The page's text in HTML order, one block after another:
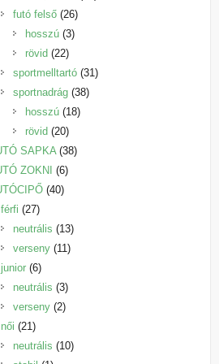
futó felső 2626
termék
hosszú 33
rövid 2222
termék
sportmelltartó 3131
sportnadrág 3838
hosszú 1818
rövid 2020
termék
SAPKA 3838
ZOKNI 66
4040
férfi 2727
termék
neutrális 1313
termék
verseny 1111
junior 66
termék
neutrális 33
termék
verseny 22
női 2121
termék
neutrális 1010